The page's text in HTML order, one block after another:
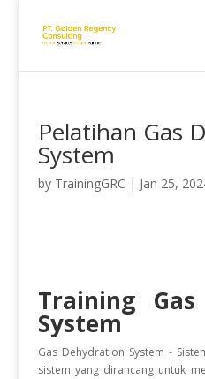
Pelatihan Gas
System
by TrainingGRC | Jan 25,
Training
System
Gas Dehydration System -
sistem yang dirancang untuk